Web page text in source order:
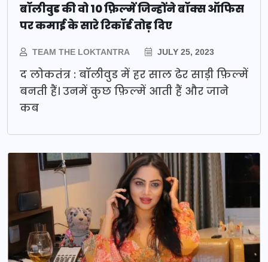
बॉलीवुड की वो 10 फ़िल्में जिन्होंने बॉक्स ऑफिस
पर कमाई के सारे रिकॉर्ड तोड़ दिए
TEAM THE LOKTANTRA JULY 25, 2023
द लोकतंत्र : बॉलीवुड में हर साल ढेर साड़ी फ़िल्में
बनती हैं। उनमें कुछ फ़िल्में आती हैं और जाने
कब